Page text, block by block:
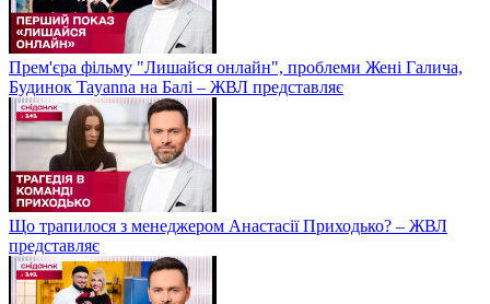
Прем'єра фільму "Лишайся онлайн", проблеми Жені Галича,
Будинок Tayanna на Балі – ЖВЛ представляє
Що трапилося з менеджером Анастасії Приходько? – ЖВЛ
представляє